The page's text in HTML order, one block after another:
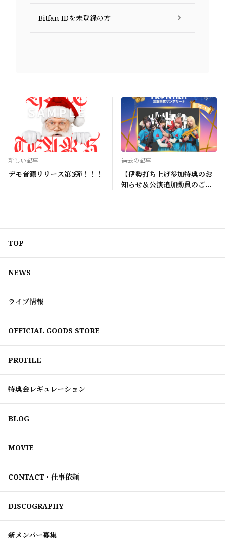
Bitfan IDを未登録の方
新しい記事
デモ音源リリース第3弾！！！
過去の記事
【伊勢打ち上げ参加特典のお
知らせ＆公演追加動員のご協
TOP
NEWS
ライブ情報
OFFICIAL GOODS STORE
PROFILE
特典会レギュレーション
BLOG
MOVIE
CONTACT・仕事依頼
DISCOGRAPHY
新メンバー募集